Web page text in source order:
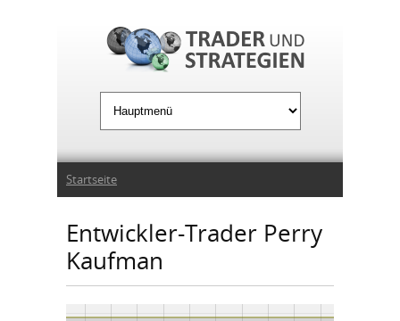
Sie sind hier
Startseite
Entwickler-Trader Perry
Kaufman